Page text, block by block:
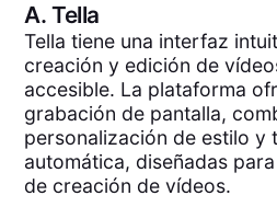
A.Tella
Tella tiene una interfaz
creación y edición de
accesible. La plataforma
grabación de pantalla,
personalización de estilo y
automática, diseñadas
de creación de vídeos.